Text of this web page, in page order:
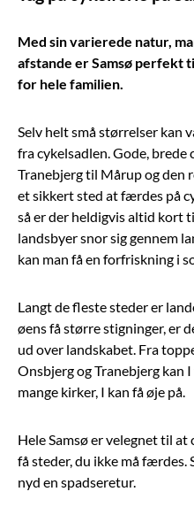
Med sin varierede natur,
afstande er Samsø perfekt
for hele familien.
Selv helt små størrelser kan
fra cykelsadlen. Gode, brede
Tranebjerg til Mårup og den
et sikkert sted at færdes på
så er der heldigvis altid kort
landsbyer snor sig gennem
kan man få en forfriskning i
Langt de fleste steder er
øens få større stigninger, er
ud over landskabet. Fra
Onsbjerg og Tranebjerg kan
mange kirker, I kan få øje på.
Hele Samsø er velegnet til at
få steder, du ikke må færdes.
nyd en spadseretur.